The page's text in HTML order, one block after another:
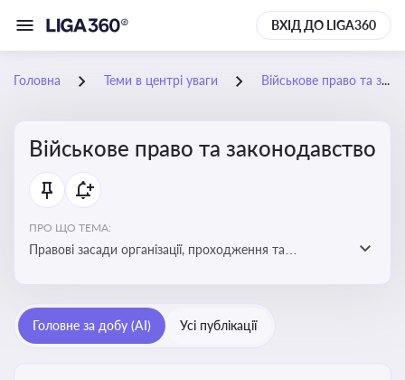
ВХІД ДО LIGA360
Головна Теми в центрі уваги Військове право та законодавство
Військове право та законодавство
ПРО ЩО ТЕМА:
Правові засади організації, проходження та
військовослужбовців у воєнний час
Головне за добу (AI) Усі публікації